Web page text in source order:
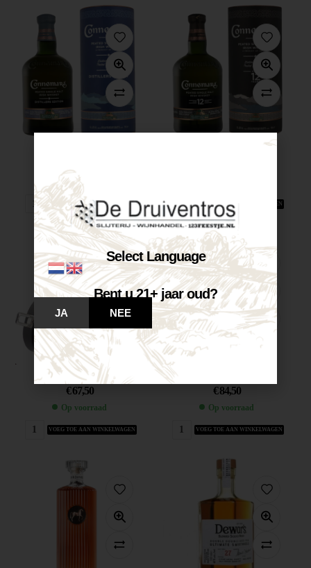
Op voorraad
VOEG TOE AAN WINKELWAGEN VOEG TOE AAN WINKELWAGEN
Jack Daniel’s...
€67,50
Op voorraad
VOEG TOE AAN WINKELWAGEN
€84,50
Op voorraad
VOEG TOE AAN WINKELWAGEN
Select Language
Bent u 21+ jaar oud?
JA NEE